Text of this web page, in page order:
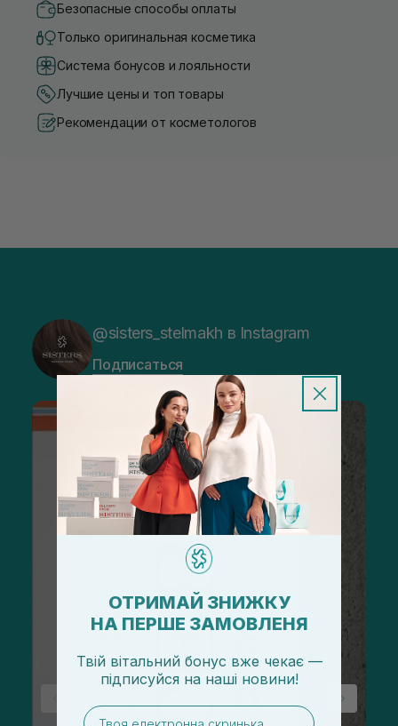
Безопасные способы оплаты
Только оригинальная косметика
Система бонусов и лояльности
Лучшие цены и топ товары
Рекомендации от косметологов
@sisters_stelmakh в Instagram
Подписаться
ОТРИМАЙ ЗНИЖКУ
НА ПЕРШЕ ЗАМОВЛЕНЯ
Твій вітальний бонус вже чекає —
підписуйся на наші новини!
email